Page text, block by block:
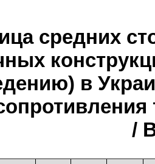
средних
в
/